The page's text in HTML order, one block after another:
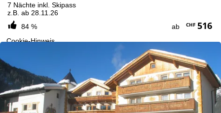
Cookie-Hinweis
Für ein optimales Webangebot erheben wir mit Hilfe von Cookies
Nutzungsinformationen, die wir, die TravelTrex GmbH, auch mit
unseren Partnern teilen. Auf Basis Ihrer Aktivitäten werden dabei
Nutzungsprofile anhand von Endgeräte- und
Browserinformationen erstellt. Diese Nutzungsprofile dienen der
statistischen Analyse, individuellen Produktempfehlung,
individualisierten Werbung und Reichweitenmessung. Dafür
benötigen wir Ihre Zustimmung (jederzeit widerrufbar), die auch
7 Nächte inkl. Skipass
z.B. ab 28.11.26
84 %
ab CHF516